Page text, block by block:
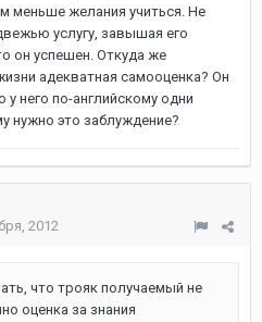
меньше желания учиться. Не
услугу, завышая его
он успешен. Откуда же
адекватная самооценка? Он
у него по-английскому одни
нужно это заблуждение?
2012
что трояк получаемый не
оценка за знания